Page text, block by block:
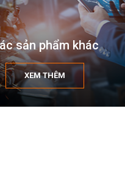
sản phẩm khác
XEM THÊM